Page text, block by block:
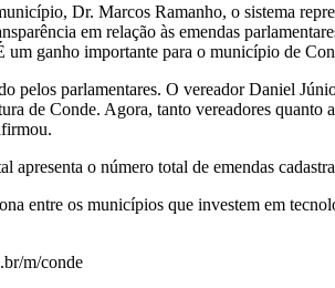
Dr. Marcos Ramanho, o sistema
em relação às emendas
ganho importante para o município de
pelos parlamentares. O vereador Daniel
de Conde. Agora, tanto vereadores
apresenta o número total de emendas
entre os municípios que investem em
m/conde